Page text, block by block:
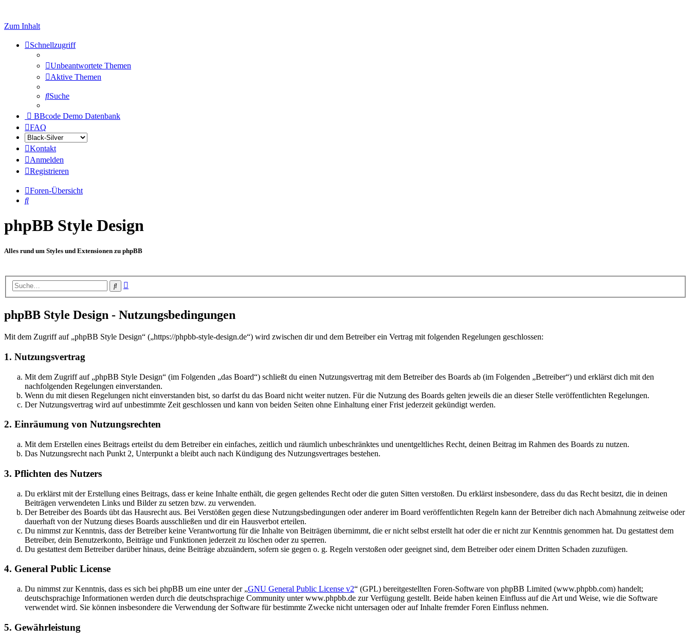
Zum Inhalt
Schnellzugriff
Unbeantwortete Themen
Aktive Themen
Suche
BBcode Demo Datenbank
FAQ
Kontakt
Anmelden
Registrieren
Foren-Übersicht
Suche
phpBB Style Design
Alles rund um Styles und Extensionen zu phpBB
Suche
phpBB Style Design - Nutzungsbedingungen
Mit dem Zugriff auf „phpBB Style Design“ („https://phpbb-style-design.de“) wird zwischen dir und dem Betreiber ein Vertrag mit folgenden Regelungen geschlossen:
1. Nutzungsvertrag
Mit dem Zugriff auf „phpBB Style Design“ (im Folgenden „das Board“) schließt du einen Nutzungsvertrag mit dem Betreiber des Boards ab (im Folgenden „Betreiber“) und erklärst dich mit den
nachfolgenden Regelungen einverstanden.
Wenn du mit diesen Regelungen nicht einverstanden bist, so darfst du das Board nicht weiter nutzen. Für die Nutzung des Boards gelten jeweils die an dieser Stelle veröffentlichten Regelungen.
Der Nutzungsvertrag wird auf unbestimmte Zeit geschlossen und kann von beiden Seiten ohne Einhaltung einer Frist jederzeit gekündigt werden.
2. Einräumung von Nutzungsrechten
Mit dem Erstellen eines Beitrags erteilst du dem Betreiber ein einfaches, zeitlich und räumlich unbeschränktes und unentgeltliches Recht, deinen Beitrag im Rahmen des Boards zu nutzen.
Das Nutzungsrecht nach Punkt 2, Unterpunkt a bleibt auch nach Kündigung des Nutzungsvertrages bestehen.
3. Pflichten des Nutzers
Du erklärst mit der Erstellung eines Beitrags, dass er keine Inhalte enthält, die gegen geltendes Recht oder die guten Sitten verstoßen. Du erklärst insbesondere, dass du das Recht besitzt, die in deinen
Beiträgen verwendeten Links und Bilder zu setzen bzw. zu verwenden.
Der Betreiber des Boards übt das Hausrecht aus. Bei Verstößen gegen diese Nutzungsbedingungen oder anderer im Board veröffentlichten Regeln kann der Betreiber dich nach Abmahnung zeitweise oder
dauerhaft von der Nutzung dieses Boards ausschließen und dir ein Hausverbot erteilen.
Du nimmst zur Kenntnis, dass der Betreiber keine Verantwortung für die Inhalte von Beiträgen übernimmt, die er nicht selbst erstellt hat oder die er nicht zur Kenntnis genommen hat. Du gestattest dem
Betreiber, dein Benutzerkonto, Beiträge und Funktionen jederzeit zu löschen oder zu sperren.
Du gestattest dem Betreiber darüber hinaus, deine Beiträge abzuändern, sofern sie gegen o. g. Regeln verstoßen oder geeignet sind, dem Betreiber oder einem Dritten Schaden zuzufügen.
4. General Public License
Du nimmst zur Kenntnis, dass es sich bei phpBB um eine unter der „GNU General Public License v2“ (GPL) bereitgestellten Foren-Software von phpBB Limited (www.phpbb.com) handelt;
deutschsprachige Informationen werden durch die deutschsprachige Community unter www.phpbb.de zur Verfügung gestellt. Beide haben keinen Einfluss auf die Art und Weise, wie die Software
verwendet wird. Sie können insbesondere die Verwendung der Software für bestimmte Zwecke nicht untersagen oder auf Inhalte fremder Foren Einfluss nehmen.
5. Gewährleistung